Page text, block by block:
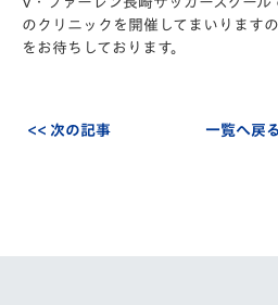
のクリニックを開催してまいります
をお待ちしております。
<< 次の記事 一覧へ戻る